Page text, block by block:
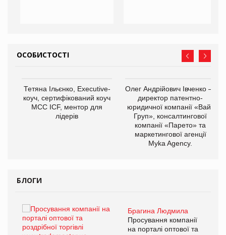
ОСОБИСТОСТІ
Тетяна Ільєнко, Executive-
коуч, сертифікований коуч
МСС ICF, ментор для
лідерів
Олег Андрійович Івченко —
директор патентно-
юридичної компанії «Вайз
Груп», консалтингової
компанії «Парето» та
маркетингової агенції
Myka Agency.
БЛОГИ
Брагина Людмила
Просування компанії
на порталі оптової та